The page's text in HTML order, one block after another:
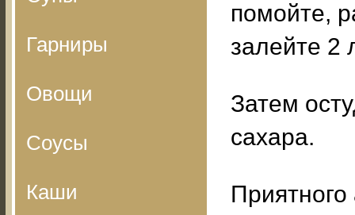
Гарниры
Овощи
Соусы
Каши
помойте,
залейте 2
Затем
сахара.
Приятного